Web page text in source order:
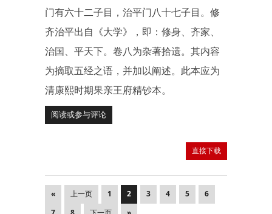
门有六十二子目，治平门八十七子目。修
齐治平出自《大学》，即：修身、齐家、
治国、平天下。卷八为杂著拾遗。其内容
为摘取五经之语，并加以阐述。此本应为
清康熙时期果亲王府精钞本。
阅读或参与评论
直接下载
« 上一页 1 2 3 4 5
6